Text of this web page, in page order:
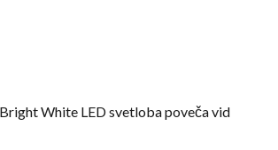
White LED svetloba poveča vid